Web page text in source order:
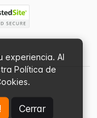
experiencia. Al
Política de
Cerrar